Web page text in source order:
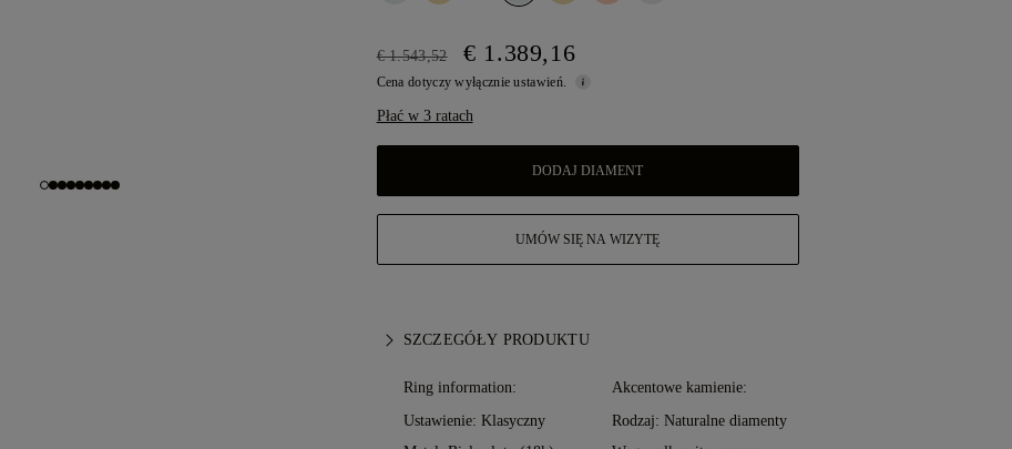
€ 1.543,52 € 1.389,16
Cena dotyczy wyłącznie ustawień.
Płać w 3 ratach
DODAJ DIAMENT
UMÓW SIĘ NA WIZYTĘ
SZCZEGÓŁY PRODUKTU
Ring information:
Ustawienie: Klasyczny
Akcentowe kamienie:
Rodzaj: Naturalne diamenty